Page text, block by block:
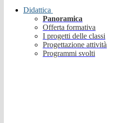
Didattica
Panoramica
Offerta formativa
I progetti delle classi
Progettazione attività
Programmi svolti